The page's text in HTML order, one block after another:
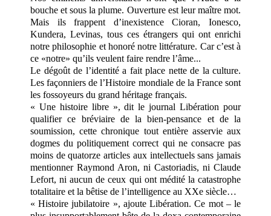
bouche et sous la plume. Ouverture est leur maître mot.
Mais ils frappent d’inexistence Cioran, Ionesco,
Kundera, Levinas, tous ces étrangers qui ont enrichi
notre philosophie et honoré notre littérature. Car c’est à
ce «notre» qu’ils veulent faire rendre l’âme...
Le dégoût de l’identité a fait place nette de la culture.
Les façonniers de l’Histoire mondiale de la France sont
les fossoyeurs du grand héritage français.
« Une histoire libre », dit le journal Libération pour
qualifier ce bréviaire de la bien-pensance et de la
soumission, cette chronique tout entière asservie aux
dogmes du politiquement correct qui ne consacre pas
moins de quatorze articles aux intellectuels sans jamais
mentionner Raymond Aron, ni Castoriadis, ni Claude
Lefort, ni aucun de ceux qui ont médité la catastrophe
totalitaire et la bêtise de l’intelligence au XXe siècle…
« Histoire jubilatoire », ajoute Libération. Ce mot – le